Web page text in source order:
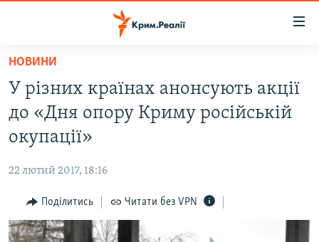
Перейти
основного
матеріалу
до
основної
Перейти
до
пошуку
ВОДА.КРИМ
ВІДЕО ТА ФОТО
БЛОГИ
ПОГЛЯД
ІНТЕРВ'Ю
НОВИНИ
У різних країнах анонсують акції
до «Дня опору Криму російській
окупації»
22 лютий 2017, 18:16
Поділитись Читати без VPN